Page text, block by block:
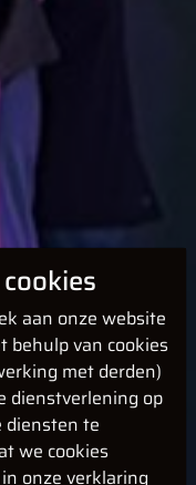
aan onze website
behulp van cookies
met derden)
dienstverlening op
diensten te
we cookies
onze verklaring